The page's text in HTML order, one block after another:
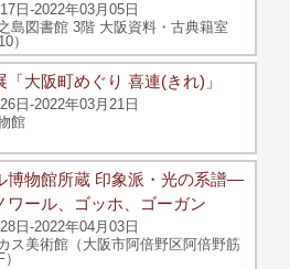
日-2022年03月05日
島図書館 3階 大阪資料・古典籍室
）
「大阪町めぐり 喜連(きれ)」
日-2022年03月21日
館
博物館所蔵 印象派・光の系譜—
ワール、ゴッホ、ゴーガン
日-2022年04月03日
ス美術館（大阪市阿倍野区阿倍野筋